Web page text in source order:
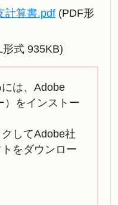
計算書.pdf (PDF形
形式 935KB)
は、Adobe
）をインストー
してAdobe社
をダウンロー